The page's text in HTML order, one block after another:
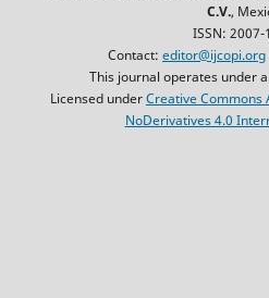
C.V.,
ISSN: 2007-
Contact: editor@ijcopi.org
This journal operates under
Licensed underCreative
NoDerivatives 4.0